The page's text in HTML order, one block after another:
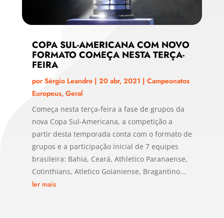
COPA SUL-AMERICANA COM NOVO
FORMATO COMEÇA NESTA TERÇA-
FEIRA
porSérgio Leandro| 20 abr, 2021 | Campeonatos
Europeus, Geral
Começa nesta terça-feira a fase de grupos da
nova Copa Sul-Americana, a competição a
partir desta temporada conta com o formato de
grupos e a participação inicial de 7 equipes
brasileira: Bahia, Ceará, Athletico Paranaense,
Cotinthians, Atletico Goianiense, Bragantino...
ler mais